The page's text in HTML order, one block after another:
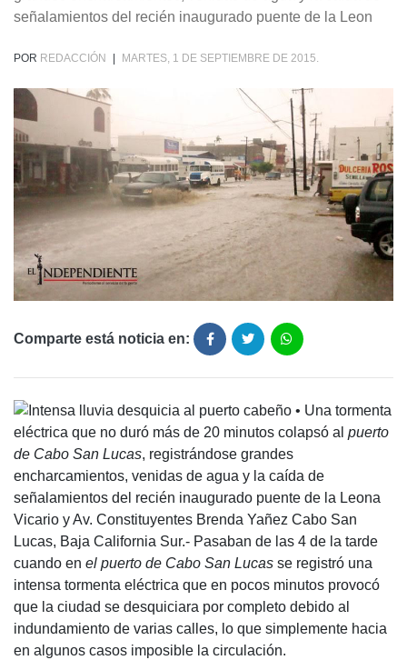
señalamientos del recién inaugurado puente de la Leon
POR REDACCIÓN MARTES, 1 DE SEPTIEMBRE DE 2015.
Comparte está noticia en:
• Una tormenta
eléctrica que no duró más de 20 minutos colapsó al puerto
de Cabo San Lucas, registrándose grandes
encharcamientos, venidas de agua y la caída de
señalamientos del recién inaugurado puente de la Leona
Vicario y Av. Constituyentes Brenda Yañez Cabo San
Lucas, Baja California Sur.- Pasaban de las 4 de la tarde
cuando en el puerto de Cabo San Lucas se registró una
intensa tormenta eléctrica que en pocos minutos provocó
que la ciudad se desquiciara por completo debido al
indundamiento de varias calles, lo que simplemente hacia
en algunos casos imposible la circulación.